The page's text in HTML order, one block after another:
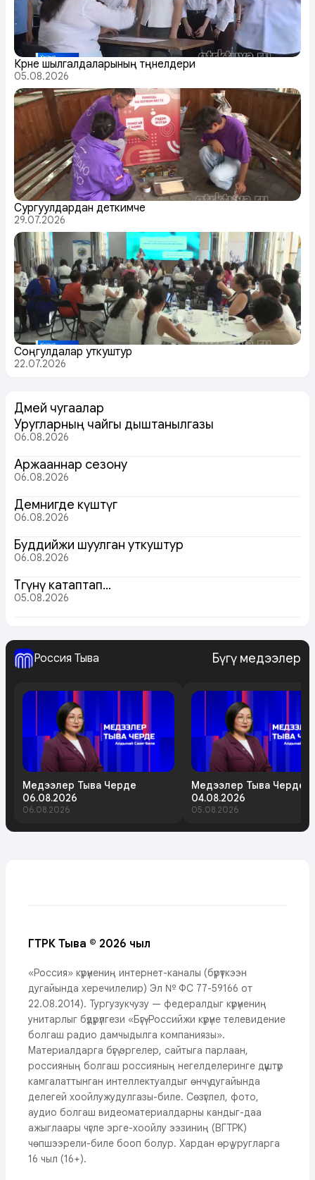
Күрүне шылгалдаларының түңнелдери
05.08.2026
Сургуулдардан деткимче
29.07.2026
Соңгулдалар уткуштур
22.07.2026
Дөмей чугаалар
Уругларның чайгы дыштанылгазы
06.08.2026
Аржааннар сезону
06.08.2026
Демнигде күштүг
06.08.2026
Буддийжи шуулган уткуштур
06.08.2026
Төөгүнү катаптап…
05.08.2026
Россия Тыва Бүгү медээлер
Медээлер Тыва Черде
06.08.2026
06.08.2026
Медээлер Тыва Черде
04.08.2026
05.08.2026
ГТРК Тыва © 2026 чыл
«Россия» күрүнениң интернет-каналы (бүрүткээн
дугайында херечилелир) Эл № ФС 77-59166 от
22.08.2014). Тургузукчузу — федералдыг күрүнениң
унитарлыг бүдүрүлгези «Бүгү-Российжи күрүне телевидение
болгаш радио дамчыдылга компаниязы».
Материалдарга бүгү эргелер, сайтыга парлаан,
россияның болгаш россияның негелделеринге дүүштүр
камгалаттынган интеллектуалдыг өнчү дугайында
делегей хоойлужудулгазы-биле. Сөзүглел, фото,
аудио болгаш видеоматериалдарны кандыг-даа
ажыглаары чүгле эрге-хоойлу ээзиниң (ВГТРК)
чөпшээрели-биле бооп болур. Хардан өрү уругларга
16 чыл (16+).